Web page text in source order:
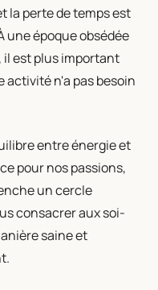
la perte de temps est
une époque obsédée
est plus important
activité n'a pas besoin
entre énergie et
pour nos passions,
un cercle
consacrer aux soi-
saine et